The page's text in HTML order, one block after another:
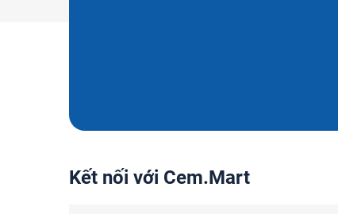
Kết nối với Cem.Mart